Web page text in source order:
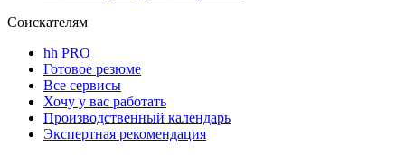
Соискателям
hh PRO
Готовое резюме
Все сервисы
Хочу у вас работать
Производственный календарь
Экспертная рекомендация